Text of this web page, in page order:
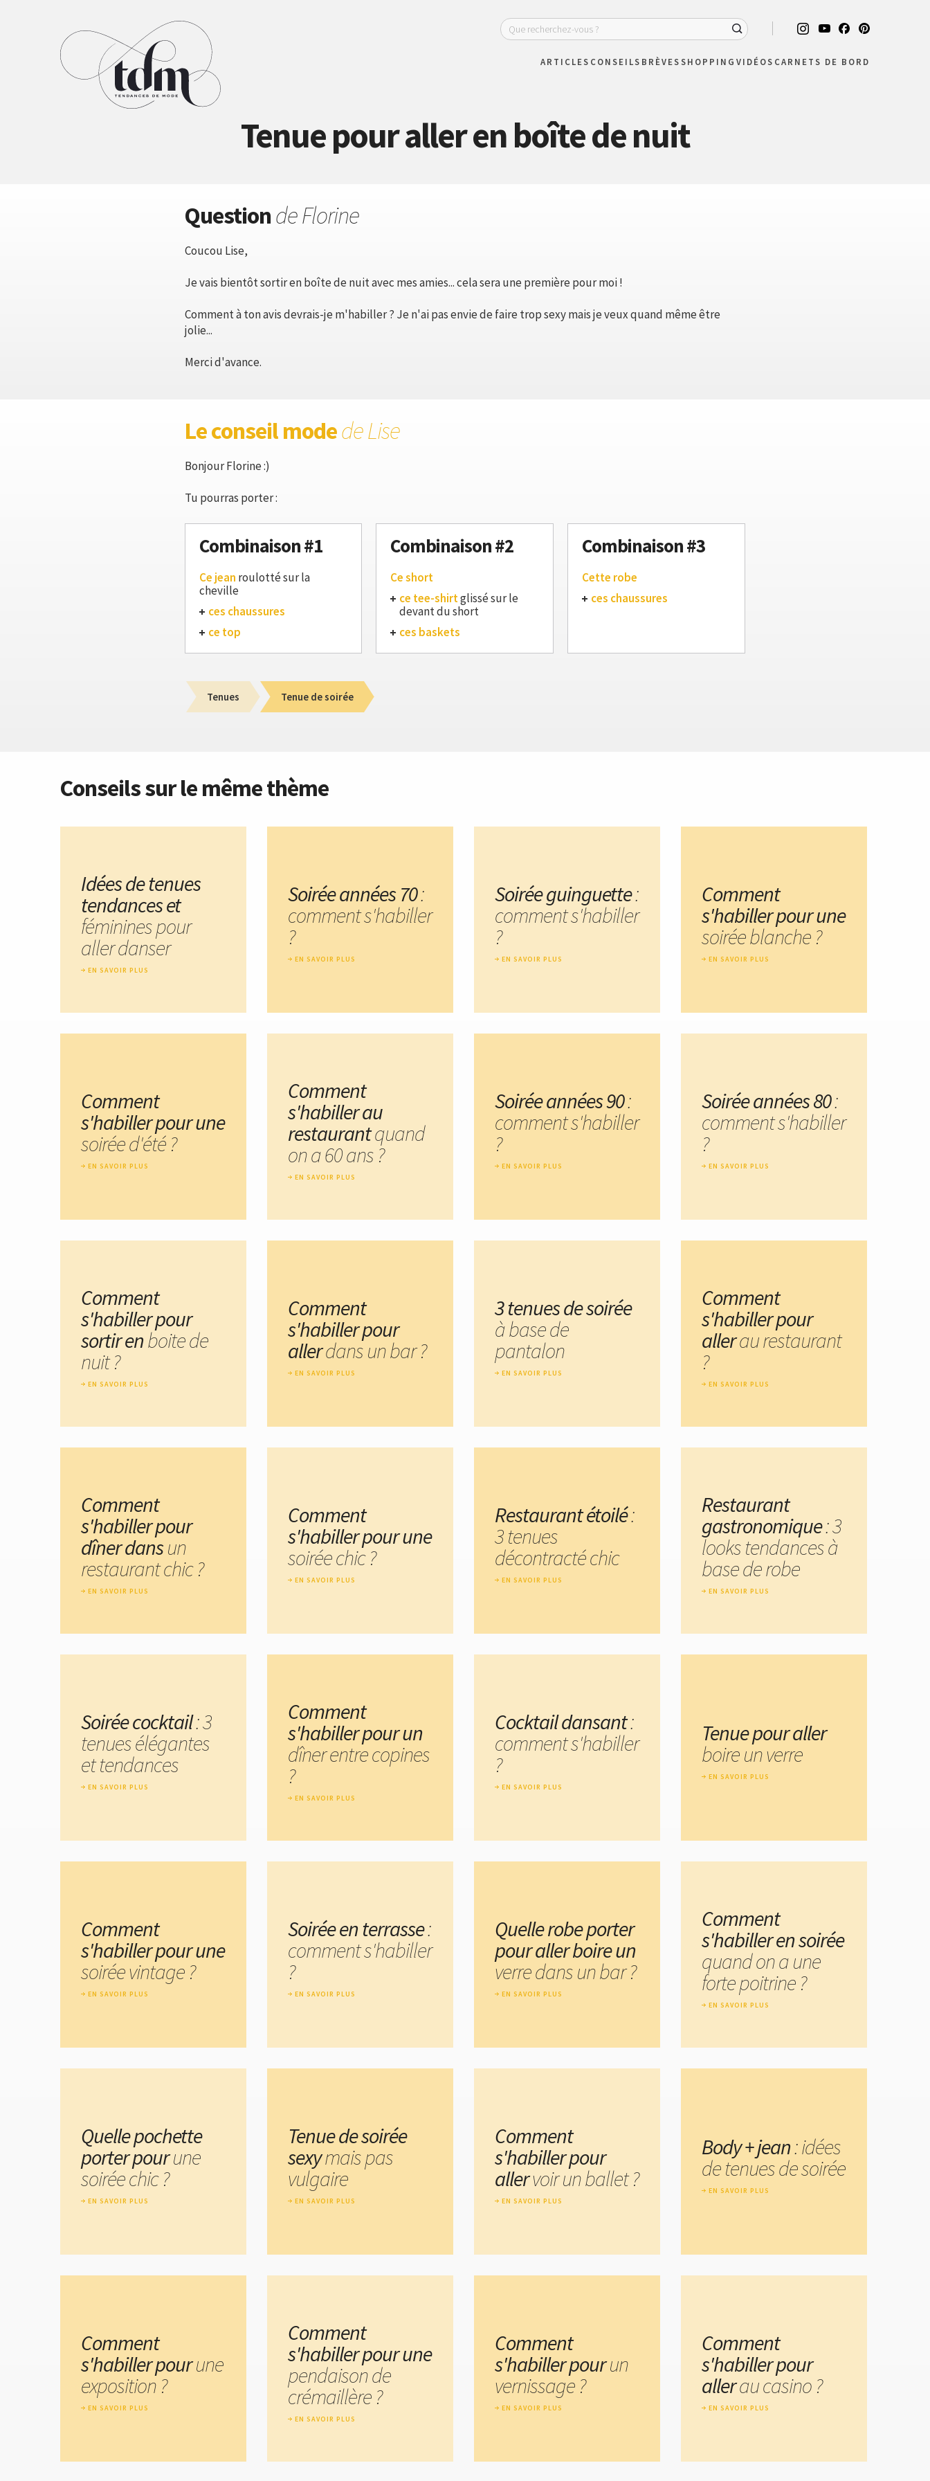
ARTICLES CONSEILS BRÈVESSHOPPING VIDÉOS CARNETS DE BORD
Tenue pour aller en boîte de nuit
Questionde Florine
Coucou Lise,
Je vais bientôt sortir en boîte de nuit avec mes amies... cela sera une première pour moi !
Comment à ton avis devrais-je m'habiller ? Je n'ai pas envie de faire trop sexy mais je veux quand même être
jolie...
Merci d'avance.
Le conseil modede Lise
Bonjour Florine :)
Tu pourras porter :
Combinaison #1
Ce jean roulotté sur la
cheville
ces chaussures
ce top
Combinaison #2
Ce short
ce tee-shirtglissé sur le
devant du short
ces baskets
Combinaison #3
Cette robe
ces chaussures
Tenues Tenue de soirée
Conseils sur le même thème
Idées de tenues
tendances et
féminines pour
aller danser
EN SAVOIR PLUS
Soirée années 70:
comment s'habiller
?
EN SAVOIR PLUS
Soirée guinguette:
comment s'habiller
?
EN SAVOIR PLUS
Comment
s'habiller pour une
soirée blanche ?
EN SAVOIR PLUS
Comment
s'habiller pour une
soirée d'été ?
EN SAVOIR PLUS
Comment
s'habiller au
restaurantquand
on a 60 ans ?
EN SAVOIR PLUS
Soirée années 90:
comment s'habiller
?
EN SAVOIR PLUS
Soirée années 80:
comment s'habiller
?
EN SAVOIR PLUS
Comment
s'habiller pour
sortir enboite de
nuit ?
EN SAVOIR PLUS
Comment
s'habiller pour
allerdans un bar ?
EN SAVOIR PLUS
3 tenues de soirée
à base de
pantalon
EN SAVOIR PLUS
Comment
s'habiller pour
allerau restaurant
?
EN SAVOIR PLUS
Comment
s'habiller pour
dîner dansun
restaurant chic ?
EN SAVOIR PLUS
Comment
s'habiller pour une
soirée chic ?
EN SAVOIR PLUS
Restaurant étoilé:
3 tenues
décontracté chic
EN SAVOIR PLUS
Restaurant
gastronomique: 3
looks tendances à
base de robe
EN SAVOIR PLUS
Soirée cocktail: 3
tenues élégantes
et tendances
EN SAVOIR PLUS
Comment
s'habiller pour un
dîner entre copines
?
EN SAVOIR PLUS
Cocktail dansant:
comment s'habiller
?
EN SAVOIR PLUS
Tenue pour aller
boire un verre
EN SAVOIR PLUS
Comment
s'habiller pour une
soirée vintage ?
EN SAVOIR PLUS
Soirée en terrasse:
comment s'habiller
?
EN SAVOIR PLUS
Quelle robe porter
pour aller boire un
verre dans un bar ?
EN SAVOIR PLUS
Comment
s'habiller en soirée
quand on a une
forte poitrine ?
EN SAVOIR PLUS
Quelle pochette
porter pourune
soirée chic ?
EN SAVOIR PLUS
Tenue de soirée
sexymais pas
vulgaire
EN SAVOIR PLUS
Comment
s'habiller pour
allervoir un ballet ?
EN SAVOIR PLUS
Body + jean: idées
de tenues de soirée
EN SAVOIR PLUS
Comment
s'habiller pourune
exposition ?
EN SAVOIR PLUS
Comment
s'habiller pour une
pendaison de
crémaillère ?
EN SAVOIR PLUS
Comment
s'habiller pourun
vernissage ?
EN SAVOIR PLUS
Comment
s'habiller pour
allerau casino ?
EN SAVOIR PLUS